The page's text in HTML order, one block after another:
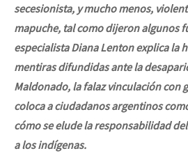
secesionista, y mucho menos,
mapuche, tal como dijeron algunos
especialista Diana Lenton explica la
mentiras difundidas ante la
Maldonado, la falaz vinculación con
coloca a ciudadanos argentinos
cómo se elude la responsabilidad
a los indígenas.